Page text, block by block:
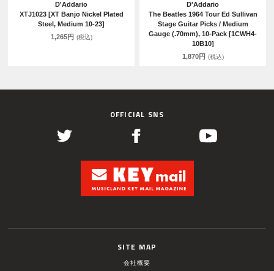
D'Addario
XTJ1023 [XT Banjo Nickel Plated
Steel, Medium 10-23]
1,265円 (税込)
D'Addario
The Beatles 1964 Tour Ed Sullivan
Stage Guitar Picks / Medium
Gauge (.70mm), 10-Pack [1CWH4-
10B10]
1,870円 (税込)
OFFICIAL SNS
SITE MAP
会社概要